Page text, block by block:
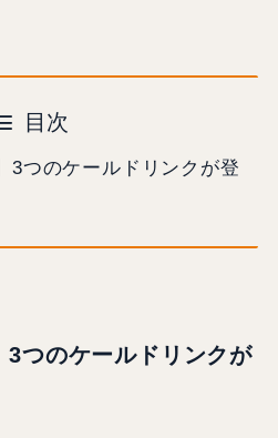
目次
3つのケールドリンクが登
3つのケールドリンクが